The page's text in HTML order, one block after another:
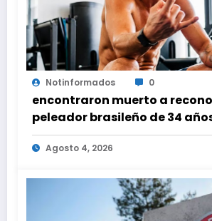
Notinformados 0
encontraron muerto a
peleador brasileño de 34
Agosto 4, 2026